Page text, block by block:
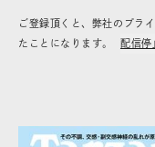
ご登録頂くと、弊社のプラ
たことになります。
配信停